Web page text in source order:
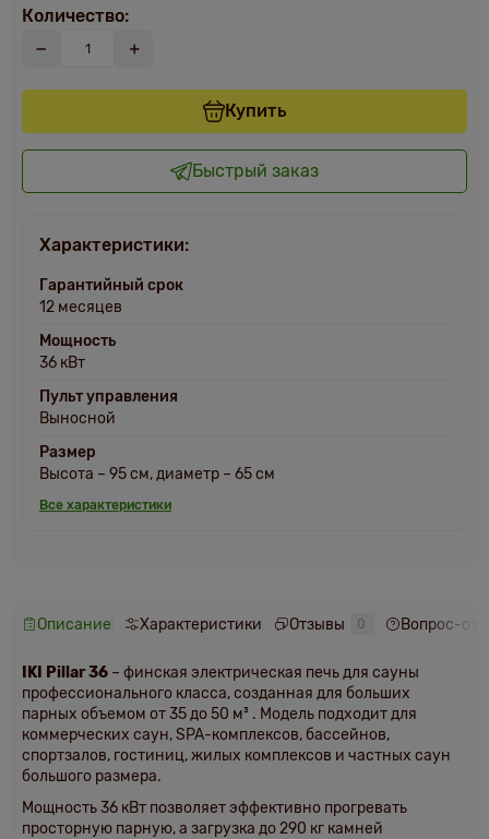
Количество:
Купить
Быстрый заказ
Характеристики:
Гарантийный срок
12 месяцев
Мощность
36 кВт
Пульт управления
Выносной
Размер
Высота – 95 см, диаметр – 65 см
Все характеристики
Описание Характеристики Отзывы 0 Вопрос-
IKI Pillar 36 – финская электрическая печь для сауны
профессионального класса, созданная для больших
парных объемом от 35 до 50 м³ . Модель подходит для
коммерческих саун, SPA-комплексов, бассейнов,
спортзалов, гостиниц, жилых комплексов и частных саун
большого размера.
Мощность36 кВт позволяет эффективно прогревать
просторную парную, а загрузка до290 кг камней